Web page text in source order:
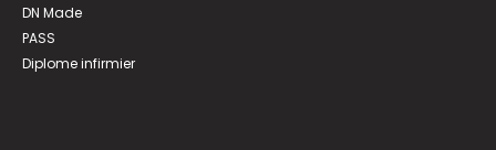
DN Made
PASS
Diplome infirmier